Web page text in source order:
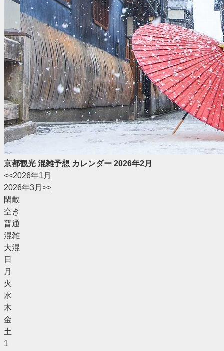
京都観光 混雑予想 カレンダー 2026年2月
<<2026年1月
2026年3月>>
閑散
空き
普通
混雑
大混
日
月
火
水
木
金
土
1